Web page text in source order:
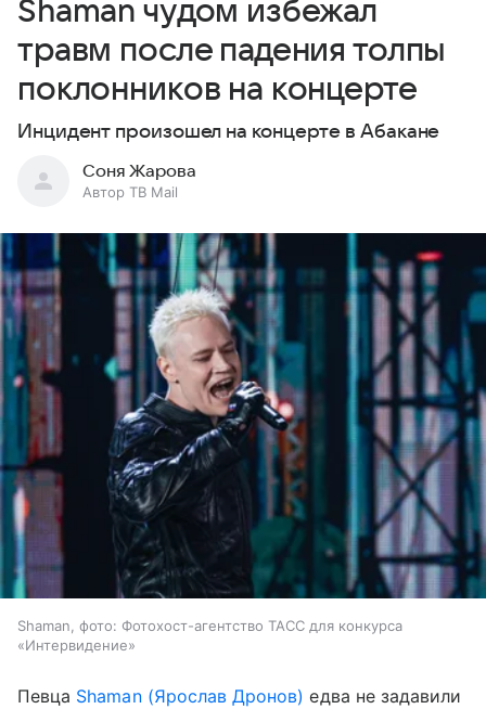
Shaman чудом избежал
травм после падения толпы
поклонников на концерте
Инцидент произошел на концерте в Абакане
Соня Жарова
Автор ТВ Mail
Shaman, фото: Фотохост-агентство ТАСС для конкурса
«Интервидение»
Певца Shaman (Ярослав Дронов) едва не задавили